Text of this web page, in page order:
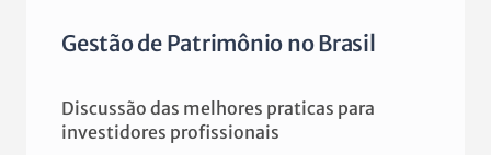
Gestão de Patrimônio no Brasil
Discussão das melhores praticas para
investidores profissionais